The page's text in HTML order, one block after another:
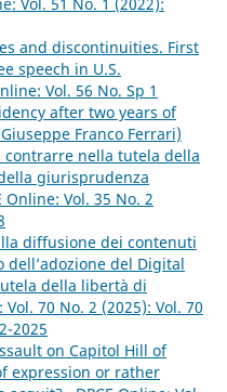
Vol. 51 No. 1 (2022):
and discontinuities. First
speech in U.S.
Vol. 56 No. Sp 1
after two years of
Franco Ferrari)
contrarre nella tutela della
giurisprudenza
Online: Vol. 35 No. 2
diffusione dei contenuti
del Digital
della libertà di
Vol. 70 No. 2 (2025): Vol. 70
2025
on Capitol Hill of
expression or rather